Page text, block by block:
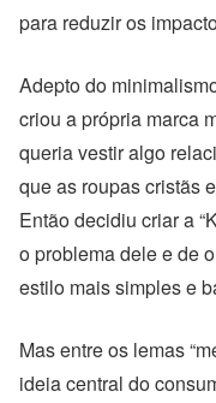
para reduzir os
Adepto do
criou a própria marca
queria vestir algo
que as roupas cristãs
Então decidiu criar a
o problema dele e de
estilo mais simples e
Mas entre os lemas
ideia central do